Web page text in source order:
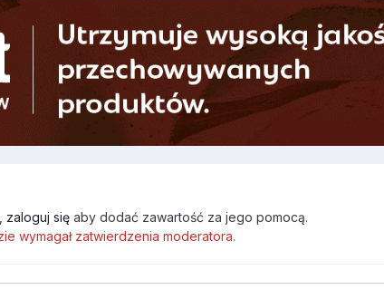
zaloguj się aby dodać zawartość za jego pomocą.
wymagał zatwierdzenia moderatora.